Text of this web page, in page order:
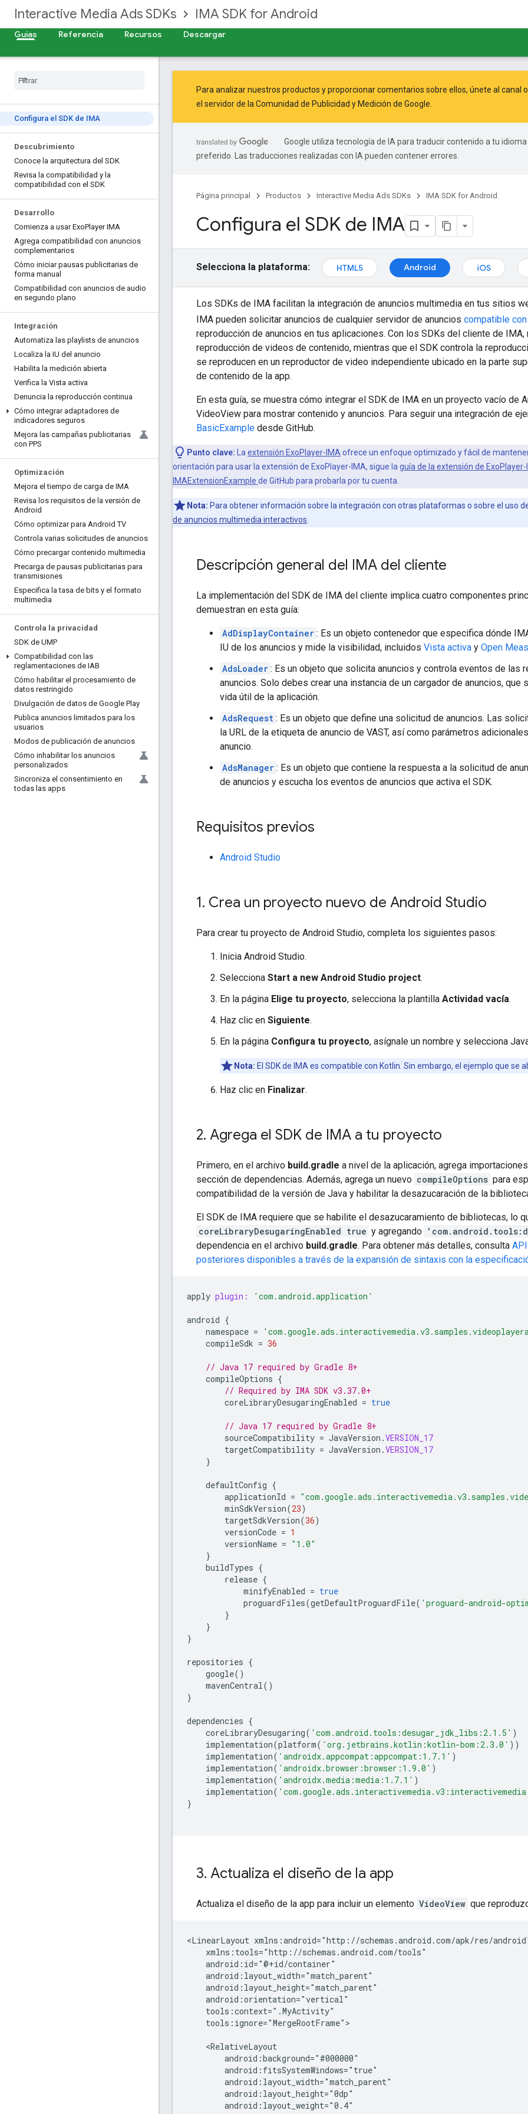
Interactive Media Ads SDKs IMA SDK for Android
Guías Referencia Recursos Descargar
Configura el SDK de IMA
Descubrimiento
Conoce la arquitectura del SDK
Revisa la compatibilidad y la
compatibilidad con el SDK
Desarrollo
Comienza a usar ExoPlayer IMA
Agrega compatibilidad con anuncios
complementarios
Cómo iniciar pausas publicitarias de
forma manual
Compatibilidad con anuncios de audio
en segundo plano
Integración
Automatiza las playlists de anuncios
Localiza la IU del anuncio
Habilita la medición abierta
Verifica la Vista activa
Denuncia la reproducción continua
Cómo integrar adaptadores de
indicadores seguros
Mejora las campañas publicitarias
con PPS
Optimización
Mejora el tiempo de carga de IMA
Revisa los requisitos de la versión de
Android
Cómo optimizar para Android TV
Controla varias solicitudes de anuncios
Cómo precargar contenido multimedia
Precarga de pausas publicitarias para
transmisiones
Especifica la tasa de bits y el formato
multimedia
Controla la privacidad
SDK de UMP
Compatibilidad con las
reglamentaciones de IAB
Cómo habilitar el procesamiento de
datos restringido
Divulgación de datos de Google Play
Publica anuncios limitados para los
usuarios
Modos de publicación de anuncios
Cómo inhabilitar los anuncios
personalizados
Sincroniza el consentimiento en
todas las apps
Para analizar nuestros productos y proporcionar comentarios sobre ellos, únete al canal
el servidor de la Comunidad de Publicidad y Medición de Google
Google utiliza tecnología de IA para traducir contenido a tu idioma
preferido. Las traducciones realizadas con IA pueden contener errores.
Página principal Productos Interactive Media Ads SDKs IMA SDK for Android
Configura el SDK de IMA
Selecciona la plataforma: HTML5 Android iOS
Los SDKs de IMA facilitan la integración de anuncios multimedia en tus sitios
IMA pueden solicitar anuncios de cualquier servidor de anuncios compatible con
reproducción de anuncios en tus aplicaciones. Con los SDKs del cliente de
reproducción de videos de contenido, mientras que el SDK controla la
se reproducen en un reproductor de video independiente ubicado en la parte
de contenido de la app.
En esta guía, se muestra cómo integrar el SDK de IMA en un proyecto vacío de
VideoView para mostrar contenido y anuncios. Para seguir una integración de
BasicExample desde GitHub.
Punto clave: La extensión ExoPlayer-IMA ofrece un enfoque optimizado y fácil de
orientación para usar la extensión de ExoPlayer-IMA, sigue la guía de la extensión de ExoPlayer-
IMAExtensionExample de GitHub para probarla por tu cuenta.
Nota: Para obtener información sobre la integración con otras plataformas o sobre el uso
de anuncios multimedia interactivos
Descripción general del IMA del cliente
La implementación del SDK de IMA del cliente implica cuatro componentes
demuestran en esta guía:
AdDisplayContainer : Es un objeto contenedor que especifica dónde
IU de los anuncios y mide la visibilidad, incluidos Vista activa y Open
AdsLoader : Es un objeto que solicita anuncios y controla eventos de las
anuncios. Solo debes crear una instancia de un cargador de anuncios, que
vida útil de la aplicación.
AdsRequest : Es un objeto que define una solicitud de anuncios. Las
la URL de la etiqueta de anuncio de VAST, así como parámetros
anuncio.
AdsManager : Es un objeto que contiene la respuesta a la solicitud de
de anuncios y escucha los eventos de anuncios que activa el SDK.
Requisitos previos
Android Studio
1. Crea un proyecto nuevo de Android Studio
Para crear tu proyecto de Android Studio, completa los siguientes pasos:
Inicia Android Studio.
Selecciona Start a new Android Studio project.
En la página Elige tu proyecto, selecciona la plantilla Actividad vacía.
Haz clic en Siguiente.
En la página Configura tu proyecto, asígnale un nombre y selecciona
Nota: El SDK de IMA es compatible con Kotlin. Sin embargo, el ejemplo que se
Haz clic en Finalizar.
2. Agrega el SDK de IMA a tu proyecto
Primero, en el archivo build.gradle a nivel de la aplicación, agrega
sección de dependencias. Además, agrega un nuevo compileOptions para
compatibilidad de la versión de Java y habilitar la desazucaración de la
El SDK de IMA requiere que se habilite el desazucaramiento de bibliotecas, lo
coreLibraryDesugaringEnabled true y agregando
dependencia en el archivo build.gradle. Para obtener más detalles, consulta
posteriores disponibles a través de la expansión de sintaxis con la
apply plugin: 'com.android.application'
android {
namespace =
compileSdk = 36
// Java 17 required by Gradle 8+
compileOptions {
// Required by IMA SDK v3.37.0+
coreLibraryDesugaringEnabled = true
// Java 17 required by Gradle 8+
sourceCompatibility = JavaVersion .VERSION_17
targetCompatibility = JavaVersion .VERSION_17
}
defaultConfig {
applicationId =
minSdkVersion(23)
targetSdkVersion(36)
versionCode = 1
versionName = "1.0"
}
buildTypes {
release {
minifyEnabled = true
proguardFiles(getDefaultProguardFile( 'proguard-android-
}
}
}
repositories {
google()
mavenCentral()
}
dependencies {
coreLibraryDesugaring( 'com.android.tools:desugar_jdk_libs:2.1.5' )
implementation(platform( 'org.jetbrains.kotlin:kotlin-bom:2.3.0' ))
implementation( 'androidx.appcompat:appcompat:1.7.1' )
implementation( 'androidx.browser:browser:1.9.0' )
implementation( 'androidx.media:media:1.7.1' )
implementation(
}
3. Actualiza el diseño de la app
Actualiza el diseño de la app para incluir un elemento VideoView que
<LinearLayout
tools:ignore="MergeRootFrame">